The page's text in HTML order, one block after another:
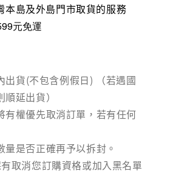
島及外島門市取貨的服務
元免運
貨(不包含例假日) （若遇國
延出貨）
權優先取消訂單，若有任何
是否正確再予以拆封。
取消您訂購資格或加入黑名單